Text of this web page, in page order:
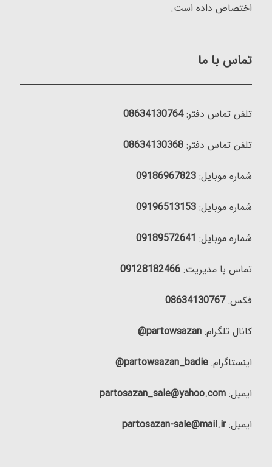
اختصاص داده است.
تماس با ما
تلفن تماس دفتر:08634130764
تلفن تماس دفتر:08634130368
شماره موبایل:09186967823
شماره موبایل:09196513153
شماره موبایل: 09189572641
تماس با مدیریت:09128182466
فکس:08634130767
کانال تلگرام:partowsazan@
اینستاگرام:partowsazan_badie@
ایمیل:partosazan_sale@yahoo.com
ایمیل:partosazan-sale@mail.ir